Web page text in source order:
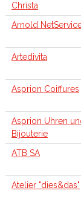
Christa
Arnold
Artedivita
Asprion Coiffures
Asprion Uhren
Bijouterie
ATB SA
Atelier "dies&das"